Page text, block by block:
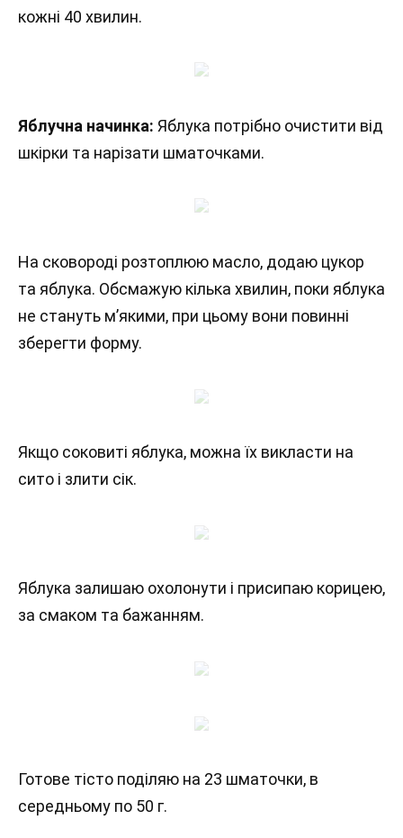
кожні 40 хвилин.
Яблучна начинка: Яблука потрібно очистити від
шкірки та нарізати шматочками.
На сковороді розтоплюю масло, додаю цукор
та яблука. Обсмажую кілька хвилин, поки яблука
не стануть м’якими, при цьому вони повинні
зберегти форму.
Якщо соковиті яблука, можна їх викласти на
сито і злити сік.
Яблука залишаю охолонути і присипаю корицею,
за смаком та бажанням.
Готове тісто поділяю на 23 шматочки, в
середньому по 50 г.